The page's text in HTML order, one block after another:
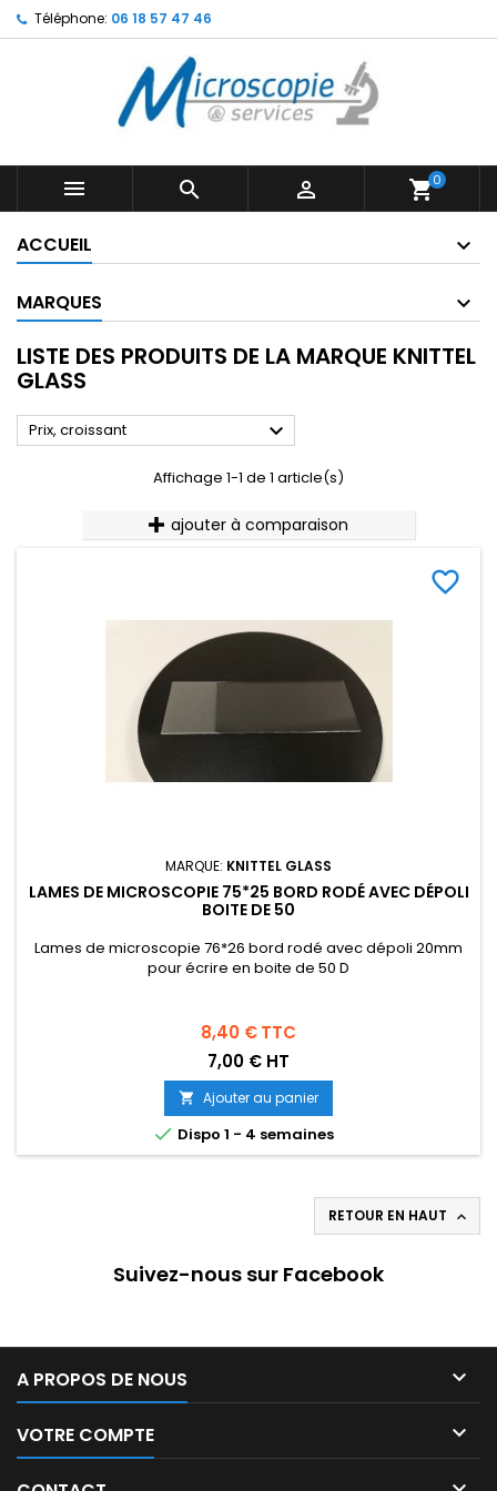
Téléphone: 06 18 57 47 46
   shopping_cart0
ACCUEIL
MARQUES
LISTE DES PRODUITS DE LA MARQUE KNITTEL
GLASS
Prix, croissant 
Affichage 1-1 de 1 article(s)
ajouter à comparaison
favorite_border
MARQUE: KNITTEL GLASS
LAMES DE MICROSCOPIE 75*25 BORD RODÉ AVEC DÉPOLI
BOITE DE 50
Lames de microscopie 76*26 bord rodé avec dépoli 20mm
pour écrire en boite de 50 D
Prix
8,40 €TTC
7,00 € HT
 Ajouter au panier
 Dispo 1 - 4 semaines
RETOUR EN HAUT 
Suivez-nous sur Facebook
A PROPOS DE NOUS 
VOTRE COMPTE 